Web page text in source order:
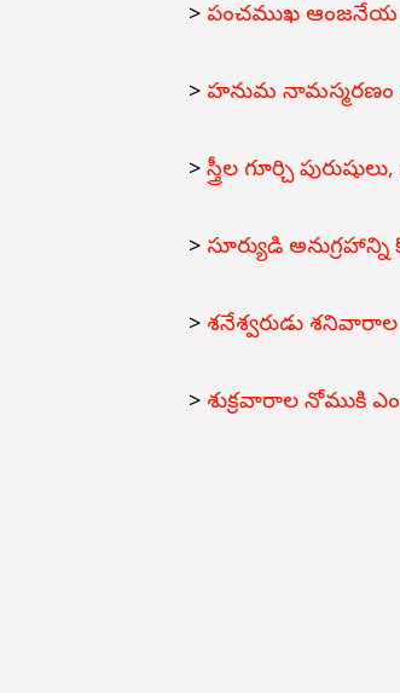
> పంచముఖ
> హనుమ నామస్మరణం
> స్త్రీల గూర్చి
> సూర్యుడి
> శనేశ్వరుడు
> శుక్రవారాల నోముకి